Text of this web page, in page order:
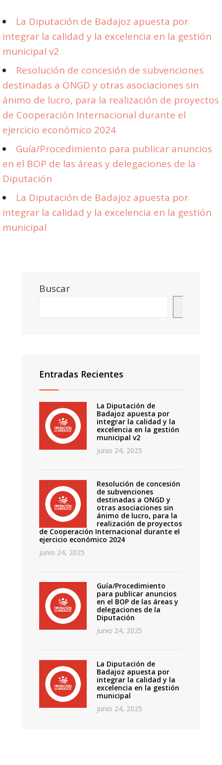
La Diputación de Badajoz apuesta por
integrar la calidad y la excelencia en la gestión
municipal v2
Resolución de concesión de subvenciones
destinadas a ONGD y otras asociaciones sin
ánimo de lucro, para la realización de proyectos
de Cooperación Internacional durante el
ejercicio económico 2024
Guía/Procedimiento para publicar anuncios
en el BOP de las áreas y delegaciones de la
Diputación
La Diputación de Badajoz apuesta por
integrar la calidad y la excelencia en la gestión
municipal
Buscar
Entradas Recientes
La Diputación de
Badajoz apuesta por
integrar la calidad y la
excelencia en la gestión
municipal v2
junio 24, 2025
Resolución de concesión
de subvenciones
destinadas a ONGD y
otras asociaciones sin
ánimo de lucro, para la
realización de proyectos
de Cooperación Internacional durante el
ejercicio económico 2024
junio 24, 2025
Guía/Procedimiento
para publicar anuncios
en el BOP de las áreas y
delegaciones de la
Diputación
junio 24, 2025
La Diputación de
Badajoz apuesta por
integrar la calidad y la
excelencia en la gestión
municipal
junio 24, 2025